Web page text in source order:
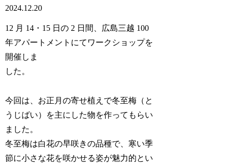
2024.12.20
12 月 14・15 日の 2 日間、広島三越 100
年アパートメントにてワークショップを
開催しま
した。
今回は、お正月の寄せ植えで冬至梅（と
うじばい）を主にした物を作ってもらい
ました。
冬至梅は白花の早咲きの品種で、寒い季
節に小さな花を咲かせる姿が魅力的とい